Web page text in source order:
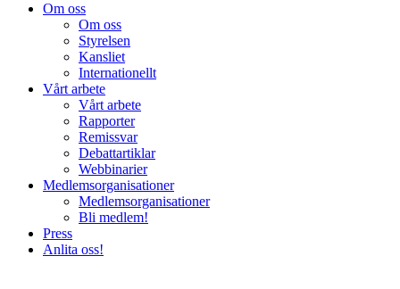
Om oss
Om oss
Styrelsen
Kansliet
Internationellt
Vårt arbete
Vårt arbete
Rapporter
Remissvar
Debattartiklar
Webbinarier
Medlemsorganisationer
Medlemsorganisationer
Bli medlem!
Press
Anlita oss!